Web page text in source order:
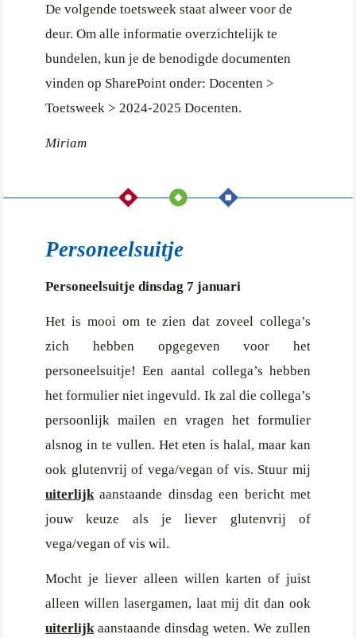
De volgende toetsweek staat alweer voor de
deur. Om alle informatie overzichtelijk te
bundelen, kun je de benodigde documenten
vinden op SharePoint onder: Docenten >
Toetsweek > 2024-2025 Docenten.
Miriam
Personeelsuitje
Personeelsuitje dinsdag 7 januari
Het is mooi om te zien dat zoveel collega’s
zich hebben opgegeven voor het
personeelsuitje! Een aantal collega’s hebben
het formulier niet ingevuld. Ik zal die collega’s
persoonlijk mailen en vragen het formulier
alsnog in te vullen. Het eten is halal, maar kan
ook glutenvrij of vega/vegan of vis. Stuur mij
uiterlijkaanstaande dinsdag een bericht met
jouw keuze als je liever glutenvrij of
vega/vegan of vis wil.
Mocht je liever alleen willen karten of juist
alleen willen lasergamen, laat mij dit dan ook
uiterlijkaanstaande dinsdag weten. We zullen